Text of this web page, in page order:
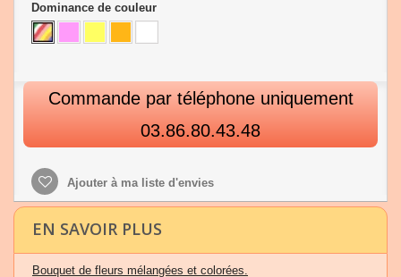
Dominance de couleur
Commande par téléphone uniquement
03.86.80.43.48
Ajouter à ma liste d'envies
EN SAVOIR PLUS
Bouquet de fleurs mélangées et colorées.